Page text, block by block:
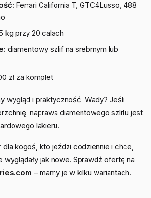
Ferrari California T, GTC4Lusso, 488
kg przy 20 calach
diamentowy szlif na srebrnym lub
zł za komplet
wygląd i praktyczność. Wady? Jeśli
naprawa diamentowego szlifu jest
lakieru.
dla kogoś, kto jeździ codziennie i chce,
wyglądały jak nowe. Sprawdź ofertę na
– mamy je w kilku wariantach.